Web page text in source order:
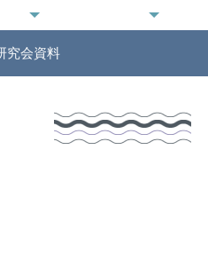
究会資料